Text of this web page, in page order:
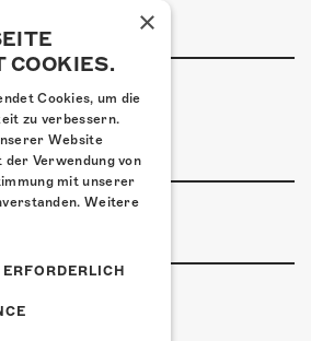
×
COOKIES.
Cookies, um die
zu verbessern.
Website
Verwendung von
mit unserer
Weitere